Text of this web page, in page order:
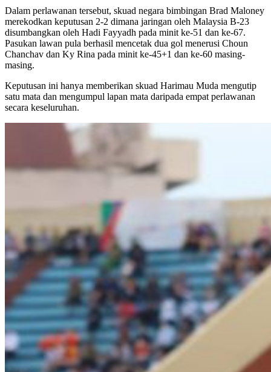
Dalam perlawanan tersebut, skuad negara bimbingan Brad Maloney
merekodkan keputusan 2-2 dimana jaringan oleh Malaysia B-23
disumbangkan oleh Hadi Fayyadh pada minit ke-51 dan ke-67.
Pasukan lawan pula berhasil mencetak dua gol menerusi Choun
Chanchav dan Ky Rina pada minit ke-45+1 dan ke-60 masing-
masing.
Keputusan ini hanya memberikan skuad Harimau Muda mengutip
satu mata dan mengumpul lapan mata daripada empat perlawanan
secara keseluruhan.